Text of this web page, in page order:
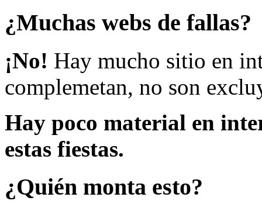
¿Muchas webs de fallas?
¡No! Hay mucho sitio en
complemetan, no son
Hay poco material en
estas fiestas.
¿Quién monta esto?